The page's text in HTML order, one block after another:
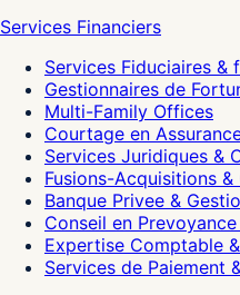
Services Financiers
Services Fiduciaires &
Gestionnaires de
Multi-Family Offices
Courtage en
Services Juridiques &
Fusions-Acquisitions &
Banque Privee &
Conseil en Prevoyance
Expertise Comptable
Services de Paiement